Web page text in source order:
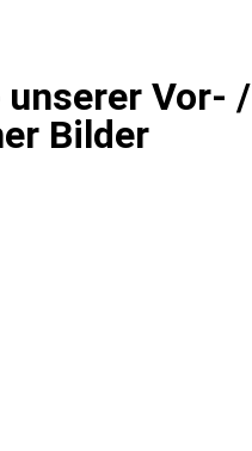
unserer Vor- /
Bilder